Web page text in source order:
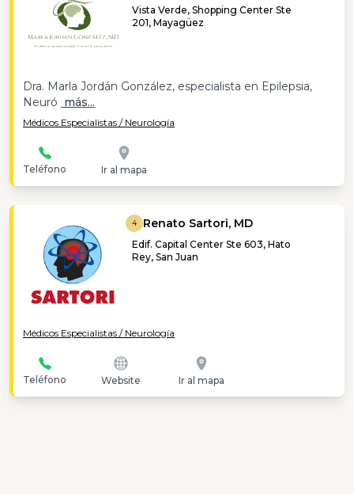
Vista Verde, Shopping Center Ste
201, Mayagüez
Dra. Marla Jordán González, especialista en Epilepsia,
Neuró más...
Médicos Especialistas / Neurología
Teléfono Ir al mapa
4 Renato Sartori, MD
Edif. Capital Center Ste 603, Hato
Rey, San Juan
Médicos Especialistas / Neurología
Teléfono Website Ir al mapa